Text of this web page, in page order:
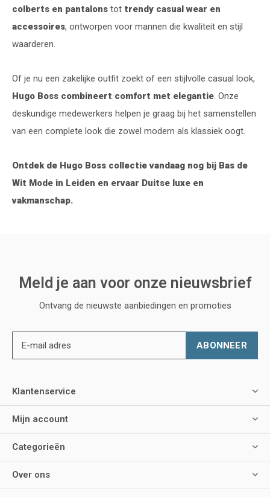
colberts en pantalons tot trendy casual wear en
accessoires, ontworpen voor mannen die kwaliteit en stijl
waarderen.
Of je nu een zakelijke outfit zoekt of een stijlvolle casual look,
Hugo Boss combineert comfort met elegantie. Onze
deskundige medewerkers helpen je graag bij het samenstellen
van een complete look die zowel modern als klassiek oogt.
Ontdek de Hugo Boss collectie vandaag nog bij Bas de
Wit Mode in Leiden en ervaar Duitse luxe en
vakmanschap.
Meld je aan voor onze nieuwsbrief
Ontvang de nieuwste aanbiedingen en promoties
ABONNEER
Klantenservice
Mijn account
Categorieën
Over ons